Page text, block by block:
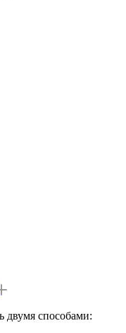
двумя способами: